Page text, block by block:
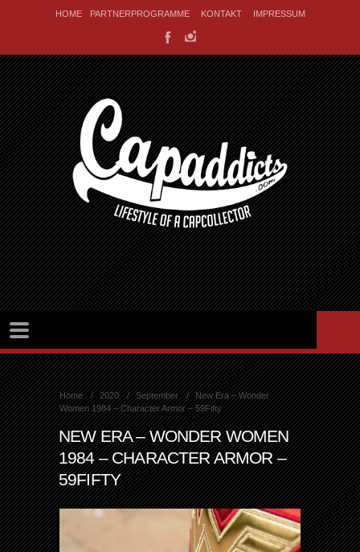
HOME PARTNERPROGRAMME KONTAKT IMPRESSUM
Home 2020 September
New Era – Wonder
Women 1984 – Character Armor – 59Fifty
NEW ERA – WONDER WOMEN
1984 – CHARACTER ARMOR –
59FIFTY